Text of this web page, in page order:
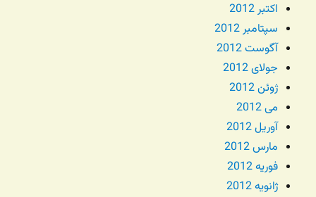
اکتبر 2012
سپتامبر 2012
آگوست 2012
جولای 2012
ژوئن 2012
می 2012
آوریل 2012
مارس 2012
فوریه 2012
ژانویه 2012